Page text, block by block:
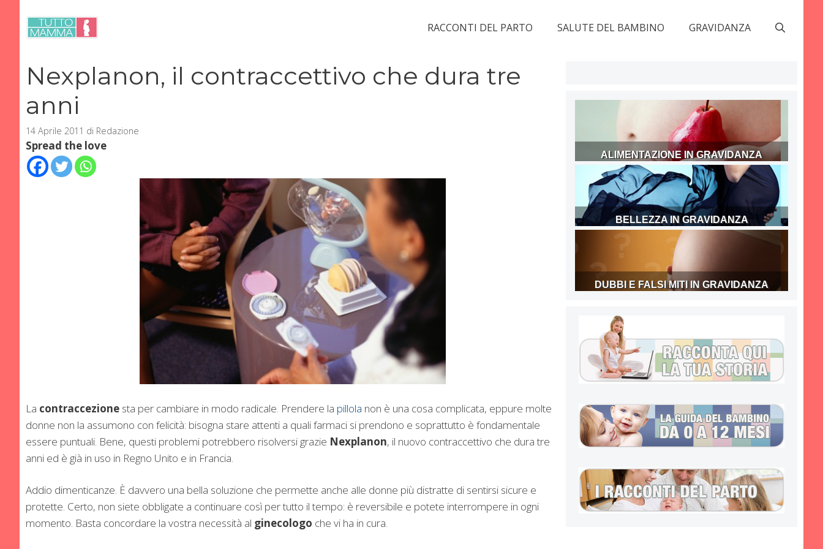
contenuto
RACCONTI DEL PARTO SALUTE DEL BAMBINO GRAVIDANZA
Nexplanon, il contraccettivo che dura tre
anni
14 Aprile 2011 di Redazione
Spread the love
La contraccezione sta per cambiare in modo radicale. Prendere la pillola non è una cosa complicata, eppure molte
donne non la assumono con felicità: bisogna stare attenti a quali farmaci si prendono e soprattutto è fondamentale
essere puntuali. Bene, questi problemi potrebbero risolversi grazie Nexplanon, il nuovo contraccettivo che dura tre
anni ed è già in uso in Regno Unito e in Francia.
Addio dimenticanze. È davvero una bella soluzione che permette anche alle donne più distratte di sentirsi sicure e
protette. Certo, non siete obbligate a continuare così per tutto il tempo: è reversibile e potete interrompere in ogni
momento. Basta concordare la vostra necessità al ginecologo che vi ha in cura.
ALIMENTAZIONE IN GRAVIDANZA
BELLEZZA IN GRAVIDANZA
DUBBI E FALSI MITI IN GRAVIDANZA